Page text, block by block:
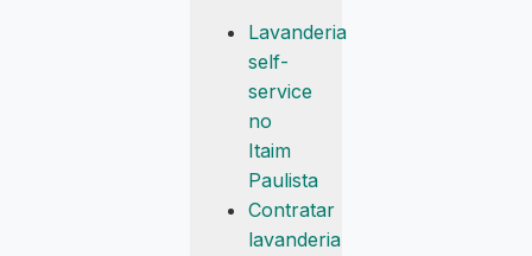
Lavanderia
self-
service
no
Itaim
Paulista
Contratar
lavanderia